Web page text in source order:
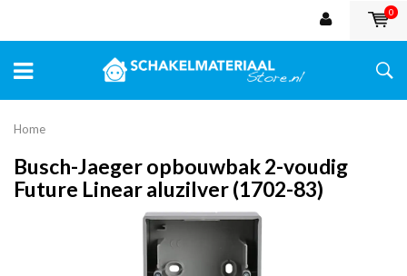
0
Home
Busch-Jaeger opbouwbak 2-voudig
Future Linear aluzilver (1702-83)